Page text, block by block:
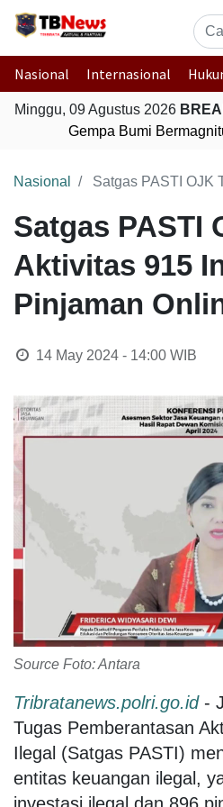
Nasional Internasional
Minggu, 09 Agustus 2026
Gempa Bumi
Nasional Satgas PASTI OJK Tutup
Satgas PASTI
Aktivitas 915
Pinjaman
14 May 2024 - 14:00WIB
Source Foto: Antara
Tribratanews.polri.go.id-
Tugas Pemberantasan
Ilegal (Satgas PASTI)
entitas keuangan ilegal,